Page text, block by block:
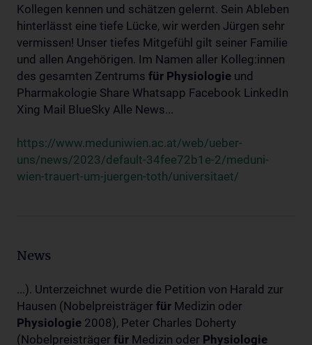
Kollegen kennen und schätzen gelernt. Sein Ableben
hinterlässt eine tiefe Lücke, wir werden Jürgen sehr
vermissen! Unser tiefes Mitgefühl gilt seiner Familie
und allen Angehörigen. Im Namen aller Kolleg:innen
des gesamten Zentrums für Physiologie und
Pharmakologie Share Whatsapp Facebook LinkedIn
Xing Mail BlueSky Alle News...
https://www.meduniwien.ac.at/web/ueber-
uns/news/2023/default-34fee72b1e-2/meduni-
wien-trauert-um-juergen-toth/universitaet/
News
...). Unterzeichnet wurde die Petition von Harald zur
Hausen (Nobelpreisträger für Medizin oder
Physiologie 2008), Peter Charles Doherty
(Nobelpreisträger für Medizin oder Physiologie